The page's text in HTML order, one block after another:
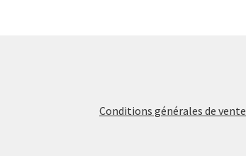
Conditions générales de vente